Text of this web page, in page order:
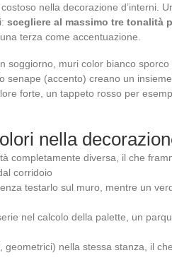
nella decorazione d’interni.
scegliere al massimo tre tonalità
terza come accentuazione.
soggiorno, muri color bianco
senape (accento) creano un
forte, un tappeto rosso per
nella
completamente diversa, il che
corridoio
testarlo sul muro, mentre un
nel calcolo della palette, un
nella stessa stanza, il